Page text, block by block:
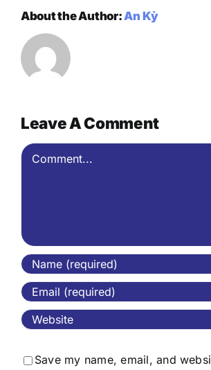
About the Author: An Kỳ
Leave A Comment
Comment
Save my name, email, and